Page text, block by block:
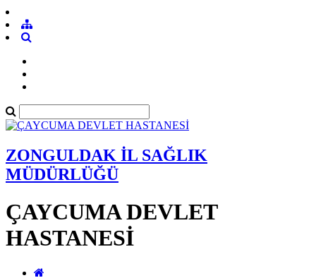
ZONGULDAK İL SAĞLIK
MÜDÜRLÜĞÜ
ÇAYCUMA DEVLET
HASTANESİ